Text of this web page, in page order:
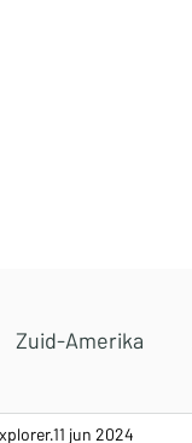
Zuid-Amerika
11 jun 2024